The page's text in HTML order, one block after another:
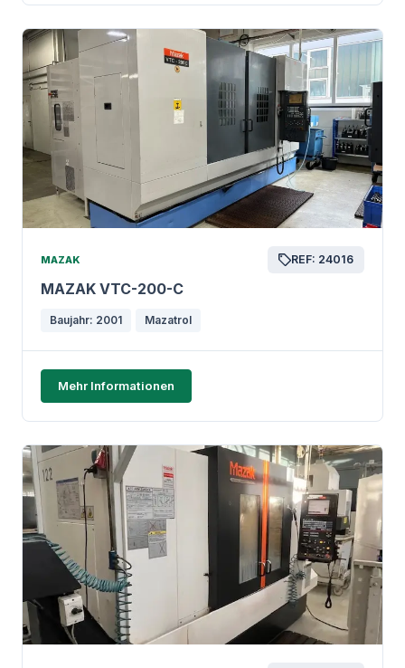
MAZAK REF: 24016
MAZAK VTC-200-C
Baujahr: 2001 Mazatrol
Mehr Informationen